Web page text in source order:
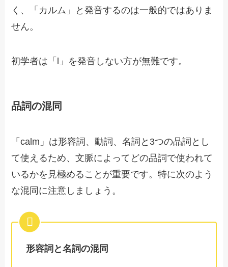
く、「カルム」と発音するのは一般的ではありま
せん。
初学者は「l」を発音しない方が無難です。
品詞の混同
「calm」は形容詞、動詞、名詞と3つの品詞とし
て使えるため、文脈によってどの品詞で使われて
いるかを見極めることが重要です。特に次のよう
な混同に注意しましょう。
形容詞と名詞の混同